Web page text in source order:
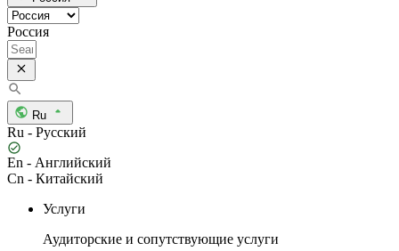
Россия
Ru
Ru - Русский
En - Английский
Cn - Китайский
Услуги
Аудиторские и сопутствующие услуги